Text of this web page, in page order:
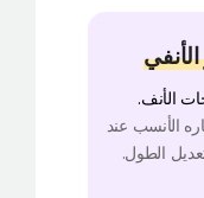
الأنف.
الأنسب عند
الطول.